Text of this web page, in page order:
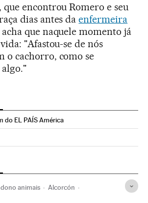
encontrou Romero e seu
dias antes daenfermeira
acha que naquele momento já
"Afastou-se de nós
o cachorro, como se
algo."
do EL PAÍS América
Brasil en Twitter
El País Brasil en Instagram
El País Brasil en Facebook
animais Alcorcón